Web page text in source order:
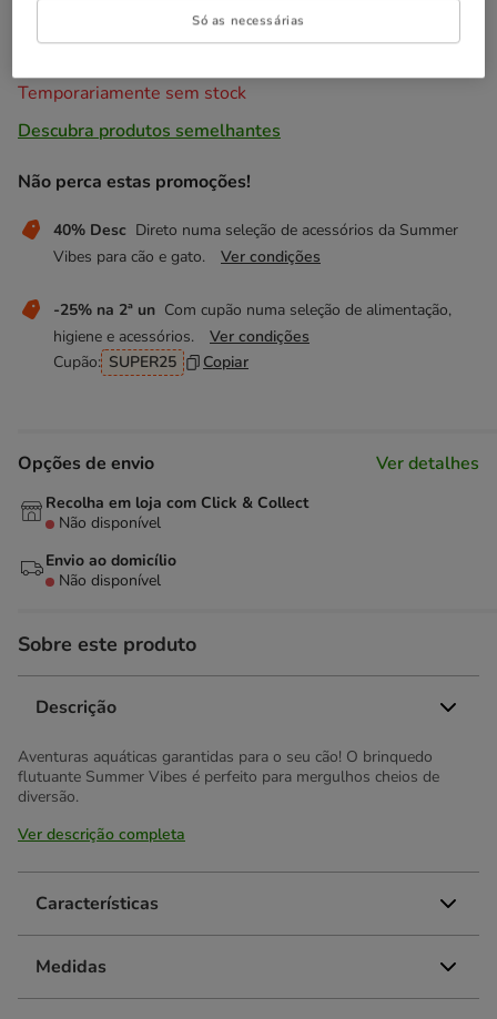
Não perca estas promoções!
40% Desc Direto numa seleção de acessórios da Summer
Vibes para cão e gato.
Ver condições
-25% na 2ª un Com cupão numa seleção de alimentação,
higiene e acessórios.
Ver condições
Cupão: SUPER25 Copiar
Preço anterior 6.99€, Está a poupar 40%, Preço Final 4.19€
4.19€
Temporariamente sem stock
Descubra produtos semelhantes
Opções de envio Ver detalhes
Recolha em loja com Click & Collect
Não disponível
Envio ao domicílio
Não disponível
Sobre este produto
Descrição
Aventuras aquáticas garantidas para o seu cão! O brinquedo
flutuante Summer Vibes é perfeito para mergulhos cheios de
diversão.
Ver descrição completa
Características
Medidas
Só as necessárias